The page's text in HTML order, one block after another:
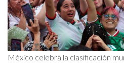
México celebra la clasificación